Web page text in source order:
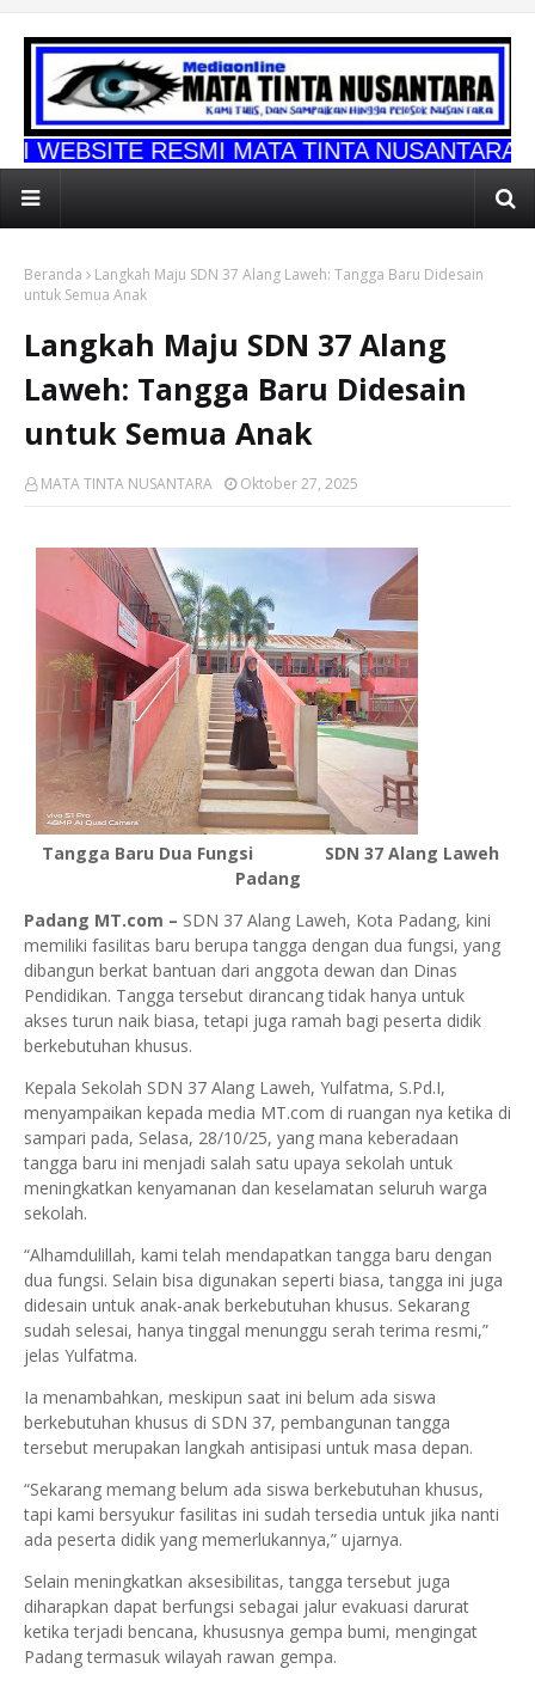
MATA TINTA NUSANTARA
Beranda
Langkah Maju SDN 37 Alang Laweh: Tangga Baru Didesain
untuk Semua Anak
Langkah Maju SDN 37 Alang
Laweh: Tangga Baru Didesain
untuk Semua Anak
MATA TINTA NUSANTARA Oktober 27, 2025
Tangga Baru Dua Fungsi SDN 37 Alang Laweh
Padang
Padang MT.com – SDN 37 Alang Laweh, Kota Padang, kini
memiliki fasilitas baru berupa tangga dengan dua fungsi, yang
dibangun berkat bantuan dari anggota dewan dan Dinas
Pendidikan. Tangga tersebut dirancang tidak hanya untuk
akses turun naik biasa, tetapi juga ramah bagi peserta didik
berkebutuhan khusus.
Kepala Sekolah SDN 37 Alang Laweh, Yulfatma, S.Pd.I,
menyampaikan kepada media MT.com di ruangan nya ketika di
sampari pada, Selasa, 28/10/25, yang mana keberadaan
tangga baru ini menjadi salah satu upaya sekolah untuk
meningkatkan kenyamanan dan keselamatan seluruh warga
sekolah.
“Alhamdulillah, kami telah mendapatkan tangga baru dengan
dua fungsi. Selain bisa digunakan seperti biasa, tangga ini juga
didesain untuk anak-anak berkebutuhan khusus. Sekarang
sudah selesai, hanya tinggal menunggu serah terima resmi,”
jelas Yulfatma.
Ia menambahkan, meskipun saat ini belum ada siswa
berkebutuhan khusus di SDN 37, pembangunan tangga
tersebut merupakan langkah antisipasi untuk masa depan.
“Sekarang memang belum ada siswa berkebutuhan khusus,
tapi kami bersyukur fasilitas ini sudah tersedia untuk jika nanti
ada peserta didik yang memerlukannya,” ujarnya.
Selain meningkatkan aksesibilitas, tangga tersebut juga
diharapkan dapat berfungsi sebagai jalur evakuasi darurat
ketika terjadi bencana, khususnya gempa bumi, mengingat
Padang termasuk wilayah rawan gempa.